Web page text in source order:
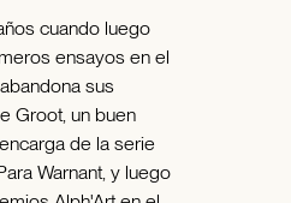
cuando luego
ensayos en el
sus
Groot, un buen
de la serie
Warnant, y luego